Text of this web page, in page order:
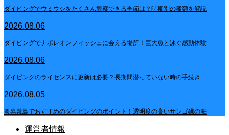
ダイビングでウミウシをたくさん観察できる季節は？時期別の種類を解説
2026.08.06
ダイビングでナポレオンフィッシュに会える場所！巨大魚と泳ぐ感動体験
2026.08.06
ダイビングのライセンスに更新は必要？長期間潜っていない時の手続き
2026.08.05
渡嘉敷島でおすすめのダイビングのポイント！透明度の高いサンゴ礁の海
運営者情報